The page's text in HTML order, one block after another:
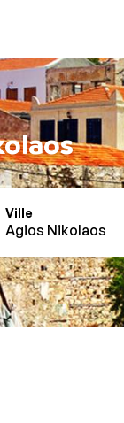
Ville
Agios Nikolaos